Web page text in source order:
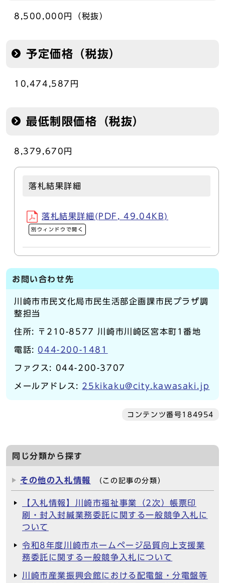
8,500,000円（税抜）
予定価格（税抜）
10,474,587円
最低制限価格（税抜）
8,379,670円
落札結果詳細
落札結果詳細(PDF, 49.04KB)
別ウィンドウで開く
お問い合わせ先
川崎市市民文化局市民生活部企画課市民プラザ調
整担当
住所: 〒210-8577 川崎市川崎区宮本町1番地
電話: 044-200-1481
ファクス: 044-200-3707
メールアドレス: 25kikaku@city.kawasaki.jp
コンテンツ番号184954
同じ分類から探す
その他の入札情報 （この記事の分類）
【入札情報】川崎市福祉事業（2次）帳票印
刷・封入封緘業務委託に関する一般競争入札に
ついて
令和8年度川崎市ホームページ品質向上支援業
務委託に関する一般競争入札について
川崎市産業振興会館における配電盤・分電盤等